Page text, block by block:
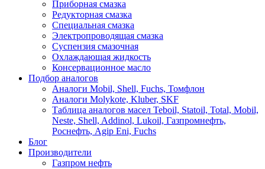
Приборная смазка
Редукторная смазка
Специальная смазка
Электропроводящая смазка
Суспензия смазочная
Охлаждающая жидкость
Консервационное масло
Подбор аналогов
Аналоги Mobil, Shell, Fuchs, Томфлон
Аналоги Molykote, Kluber, SKF
Таблица аналогов масел Teboil, Statoil, Total, Mobil,
Neste, Shell, Addinol, Lukoil, Газпромнефть,
Роснефть, Agip Eni, Fuchs
Блог
Производители
Газпром нефть